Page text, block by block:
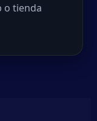
o tienda